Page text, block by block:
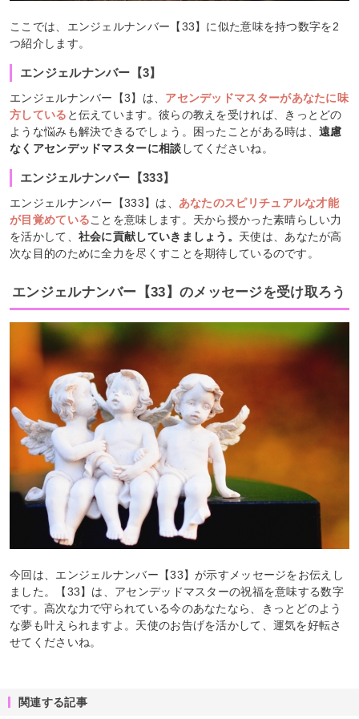
ここでは、エンジェルナンバー【33】に似た意味を持つ数字を2
つ紹介します。
エンジェルナンバー【3】
エンジェルナンバー【3】は、 アセンデッドマスターがあなたに味
方している と伝えています。彼らの教えを受ければ、きっとどの
ような悩みも解決できるでしょう。困ったことがある時は、遠慮
なくアセンデッドマスターに相談 してくださいね。
エンジェルナンバー【333】
エンジェルナンバー【333】は、 あなたのスピリチュアルな才能
が目覚めていることを意味します。天から授かった素晴らしい力
を活かして、 社会に貢献していきましょう。 天使は、あなたが高
次な目的のために全力を尽くすことを期待しているのです。
エンジェルナンバー【33】のメッセージを受け取ろう
今回は、エンジェルナンバー【33】が示すメッセージをお伝えし
ました。【33】は、アセンデッドマスターの祝福を意味する数字
です。高次な力で守られている今のあなたなら、きっとどのよう
な夢も叶えられますよ。天使のお告げを活かして、運気を好転さ
せてくださいね。
関連する記事